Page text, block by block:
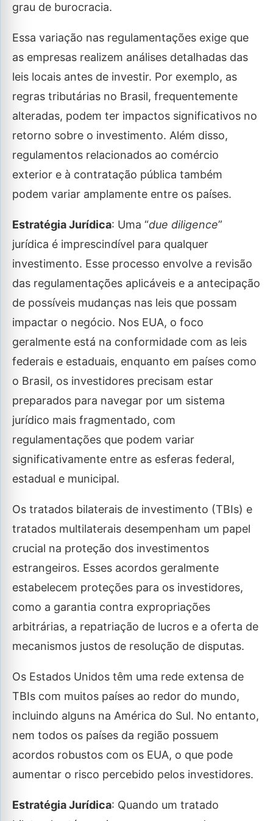
grau de burocracia.
Essa variação nas regulamentações exige que
as empresas realizem análises detalhadas das
leis locais antes de investir. Por exemplo, as
regras tributárias no Brasil, frequentemente
alteradas, podem ter impactos significativos no
retorno sobre o investimento. Além disso,
regulamentos relacionados ao comércio
exterior e à contratação pública também
podem variar amplamente entre os países.
Estratégia Jurídica: Uma “due diligence”
jurídica é imprescindível para qualquer
investimento. Esse processo envolve a revisão
das regulamentações aplicáveis e a antecipação
de possíveis mudanças nas leis que possam
impactar o negócio. Nos EUA, o foco
geralmente está na conformidade com as leis
federais e estaduais, enquanto em países como
o Brasil, os investidores precisam estar
preparados para navegar por um sistema
jurídico mais fragmentado, com
regulamentações que podem variar
significativamente entre as esferas federal,
estadual e municipal.
Os tratados bilaterais de investimento (TBIs) e
tratados multilaterais desempenham um papel
crucial na proteção dos investimentos
estrangeiros. Esses acordos geralmente
estabelecem proteções para os investidores,
como a garantia contra expropriações
arbitrárias, a repatriação de lucros e a oferta de
mecanismos justos de resolução de disputas.
Os Estados Unidos têm uma rede extensa de
TBIs com muitos países ao redor do mundo,
incluindo alguns na América do Sul. No entanto,
nem todos os países da região possuem
acordos robustos com os EUA, o que pode
aumentar o risco percebido pelos investidores.
Estratégia Jurídica: Quando um tratado